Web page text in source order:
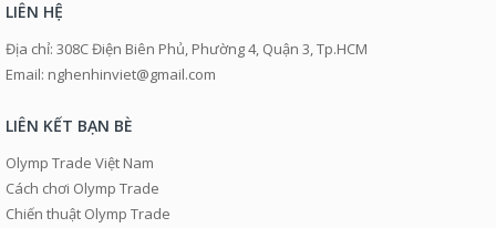
LIÊN HỆ
Địa chỉ: 308C Điện Biên Phủ, Phường 4, Quận 3, Tp.HCM
Email: nghenhinviet@gmail.com
LIÊN KẾT BẠN BÈ
Olymp Trade Việt Nam
Cách chơi Olymp Trade
Chiến thuật Olymp Trade